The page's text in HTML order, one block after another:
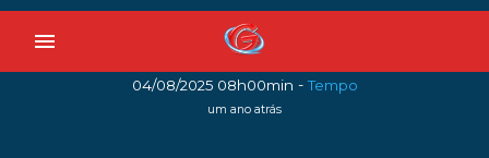
menu
04/08/2025 08h00min -Tempo
um ano atrás